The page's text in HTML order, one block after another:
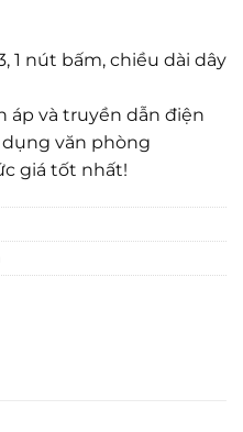
1 nút bấm, chiều dài dây
áp và truyền dẫn điện
văn phòng
giá tốt nhất!